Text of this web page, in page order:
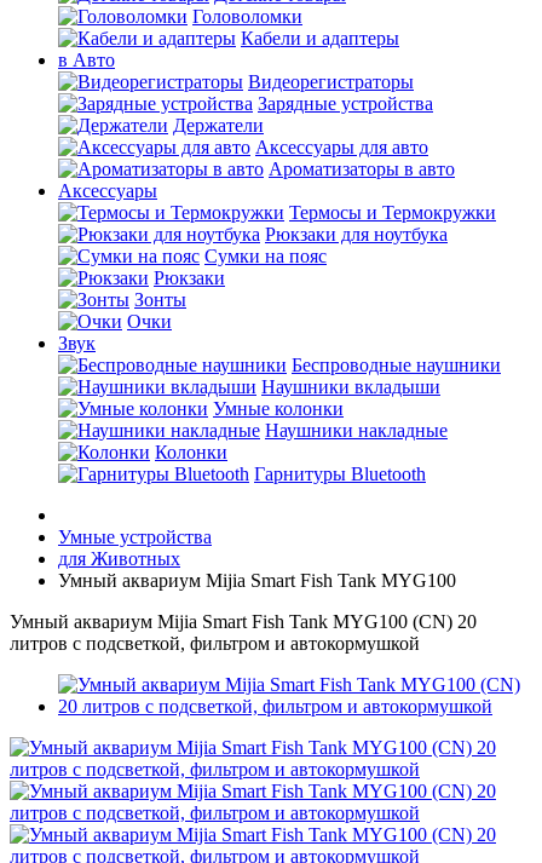
Головоломки
Кабели и адаптеры
в Авто
Видеорегистраторы
Зарядные устройства
Держатели
Аксессуары для авто
Ароматизаторы в авто
Аксессуары
Термосы и Термокружки
Рюкзаки для ноутбука
Сумки на пояс
Рюкзаки
Зонты
Очки
Звук
Беспроводные наушники
Наушники вкладыши
Умные колонки
Наушники накладные
Колонки
Гарнитуры Bluetooth
Умные устройства
для Животных
Умный аквариум Mijia Smart Fish Tank MYG100
Умный аквариум Mijia Smart Fish Tank MYG100 (CN) 20
литров с подсветкой, фильтром и автокормушкой